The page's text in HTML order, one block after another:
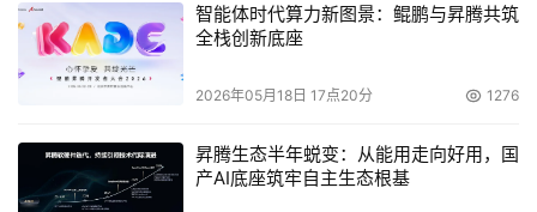
智能体时代算力新图景：鲲鹏与昇腾共筑
全栈创新底座
2026年05月18日 17点20分 1276
昇腾生态半年蜕变：从能用走向好用，国
产AI底座筑牢自主生态根基